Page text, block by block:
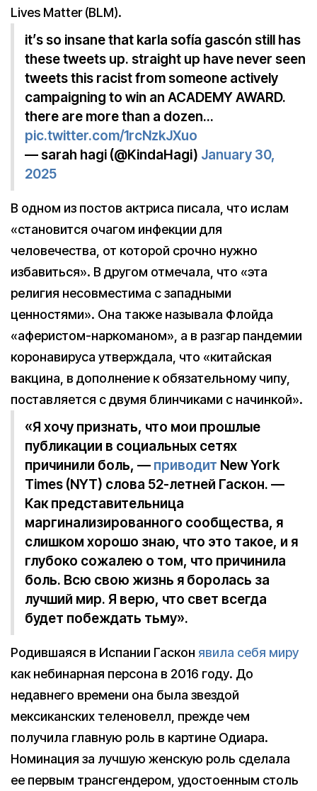
Lives Matter (BLM).
it’s so insane that karla sofía gascón still has
these tweets up. straight up have never seen
tweets this racist from someone actively
campaigning to win an ACADEMY AWARD.
there are more than a dozen…
pic.twitter.com/1rcNzkJXuo
— sarah hagi (@KindaHagi) January 30,
2025
В одном из постов актриса писала, что ислам
«становится очагом инфекции для
человечества, от которой срочно нужно
избавиться». В другом отмечала, что «эта
религия несовместима с западными
ценностями». Она также называла Флойда
«аферистом-наркоманом», а в разгар пандемии
коронавируса утверждала, что «китайская
вакцина, в дополнение к обязательному чипу,
поставляется с двумя блинчиками с начинкой».
«Я хочу признать, что мои прошлые
публикации в социальных сетях
причинили боль, — приводит New York
Times (NYT) слова 52-летней Гаскон. —
Как представительница
маргинализированного сообщества, я
слишком хорошо знаю, что это такое, и я
глубоко сожалею о том, что причинила
боль. Всю свою жизнь я боролась за
лучший мир. Я верю, что свет всегда
будет побеждать тьму».
Родившаяся в Испании Гаскон явила себя миру
как небинарная персона в 2016 году. До
недавнего времени она была звездой
мексиканских теленовелл, прежде чем
получила главную роль в картине Одиара.
Номинация за лучшую женскую роль сделала
ее первым трансгендером, удостоенным столь